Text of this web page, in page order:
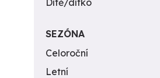
Dítě/dítko
SEZÓNA
Celoroční
Letní